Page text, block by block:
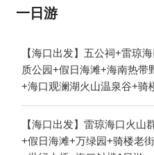
一日游
【海口出发】五公祠+雷琼
质公园+假日海滩+海南热带
+海口观澜湖火山温泉谷+骑
化风情街+观澜湖华谊冯小
铭投山庄+东寨港红树林+海
迪熊博物馆+海南省博物馆+
+海之语海洋世界+夜游海口
【海口出发】雷琼海口火山
+假日海滩+万绿园+骑楼老